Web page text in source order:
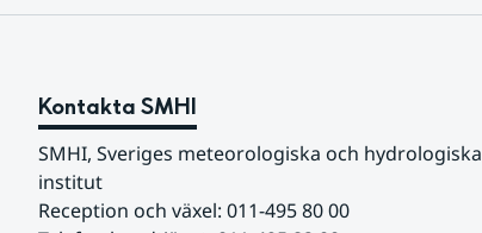
Kontakta SMHI
SMHI, Sveriges meteorologiska och hydrologiska
institut
Reception och växel: 011-495 80 00